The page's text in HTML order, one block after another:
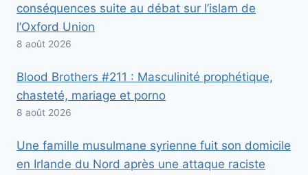
conséquences suite au débat sur l’islam de
l’Oxford Union
8 août 2026
Blood Brothers #211 : Masculinité prophétique,
chasteté, mariage et porno
8 août 2026
Une famille musulmane syrienne fuit son domicile
en Irlande du Nord après une attaque raciste